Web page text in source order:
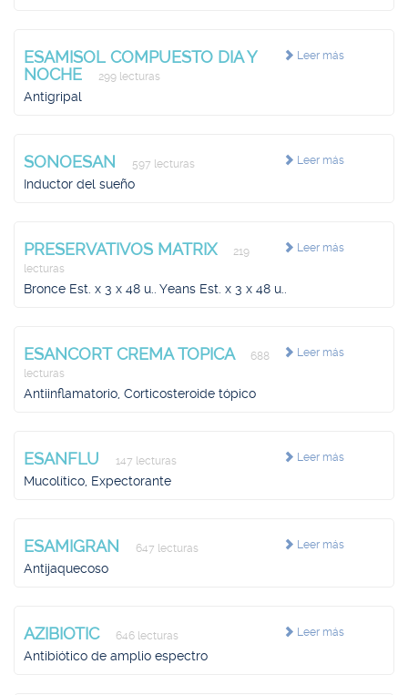
Leer más
ESAMISOL COMPUESTO DIA Y
NOCHE
299 lecturas
Antigripal
Leer más
SONOESAN 597 lecturas
Inductor del sueño
Leer más
PRESERVATIVOS MATRIX
219
lecturas
Bronce Est. x 3 x 48 u.. Yeans Est. x 3 x 48 u..
Leer más
ESANCORT CREMA TOPICA
688
lecturas
Antiinflamatorio, Corticosteroide tópico
Leer más
ESANFLU 147 lecturas
Mucolítico, Expectorante
Leer más
ESAMIGRAN 647 lecturas
Antijaquecoso
Leer más
AZIBIOTIC 646 lecturas
Antibiótico de amplio espectro